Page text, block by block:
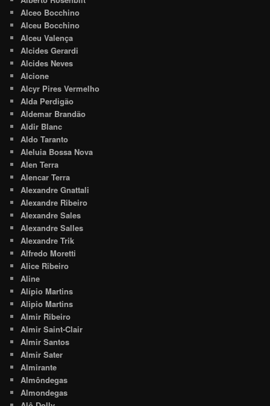
Alceo Bocchino
Alceu Bocchino
Alceu Valença
Alcides Gerardi
Alcides Neves
Alcione
Alcyr Pires Vermelho
Alda Perdigão
Aldemar Brandão
Aldir Blanc
Aldo Taranto
Aleluia Bossa Nova
Alen Terra
Alencar Terra
Alexandre Gnattali
Alexandre Ribeiro
Alexandre Sales
Alexandre Salles
Alexandre Trik
Alfredo Moretti
Alice Ribeiro
Aline
Alípio Martins
Alipio Martins
Almir Ribeiro
Almir Saint-Clair
Almir Santos
Almir Sater
Almirante
Almôndegas
Almondegas